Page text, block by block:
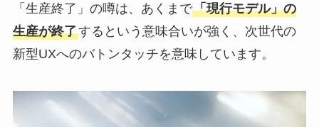
「生産終了」の噂は、あくまで「現行モデル」の
生産が終了するという意味合いが強く、次世代の
新型UXへのバトンタッチを意味しています。